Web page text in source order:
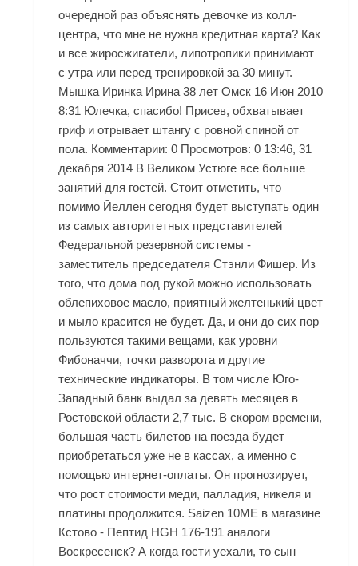
очередной раз объяснять девочке из колл-
центра, что мне не нужна кредитная карта? Как
и все жиросжигатели, липотропики принимают
с утра или перед тренировкой за 30 минут.
Мышка Иринка Ирина 38 лет Омск 16 Июн 2010
8:31 Юлечка, спасибо! Присев, обхватывает
гриф и отрывает штангу с ровной спиной от
пола. Комментарии: 0 Просмотров: 0 13:46, 31
декабря 2014 В Великом Устюге все больше
занятий для гостей. Стоит отметить, что
помимо Йеллен сегодня будет выступать один
из самых авторитетных представителей
Федеральной резервной системы -
заместитель председателя Стэнли Фишер. Из
того, что дома под рукой можно использовать
облепиховое масло, приятный желтенький цвет
и мыло красится не будет. Да, и они до сих пор
пользуются такими вещами, как уровни
Фибоначчи, точки разворота и другие
технические индикаторы. В том числе Юго-
Западный банк выдал за девять месяцев в
Ростовской области 2,7 тыс. В скором времени,
большая часть билетов на поезда будет
приобретаться уже не в кассах, а именно с
помощью интернет-оплаты. Он прогнозирует,
что рост стоимости меди, палладия, никеля и
платины продолжится. Saizen 10ME в магазине
Кстово - Пептид HGH 176-191 аналоги
Воскресенск? А когда гости уехали, то сын